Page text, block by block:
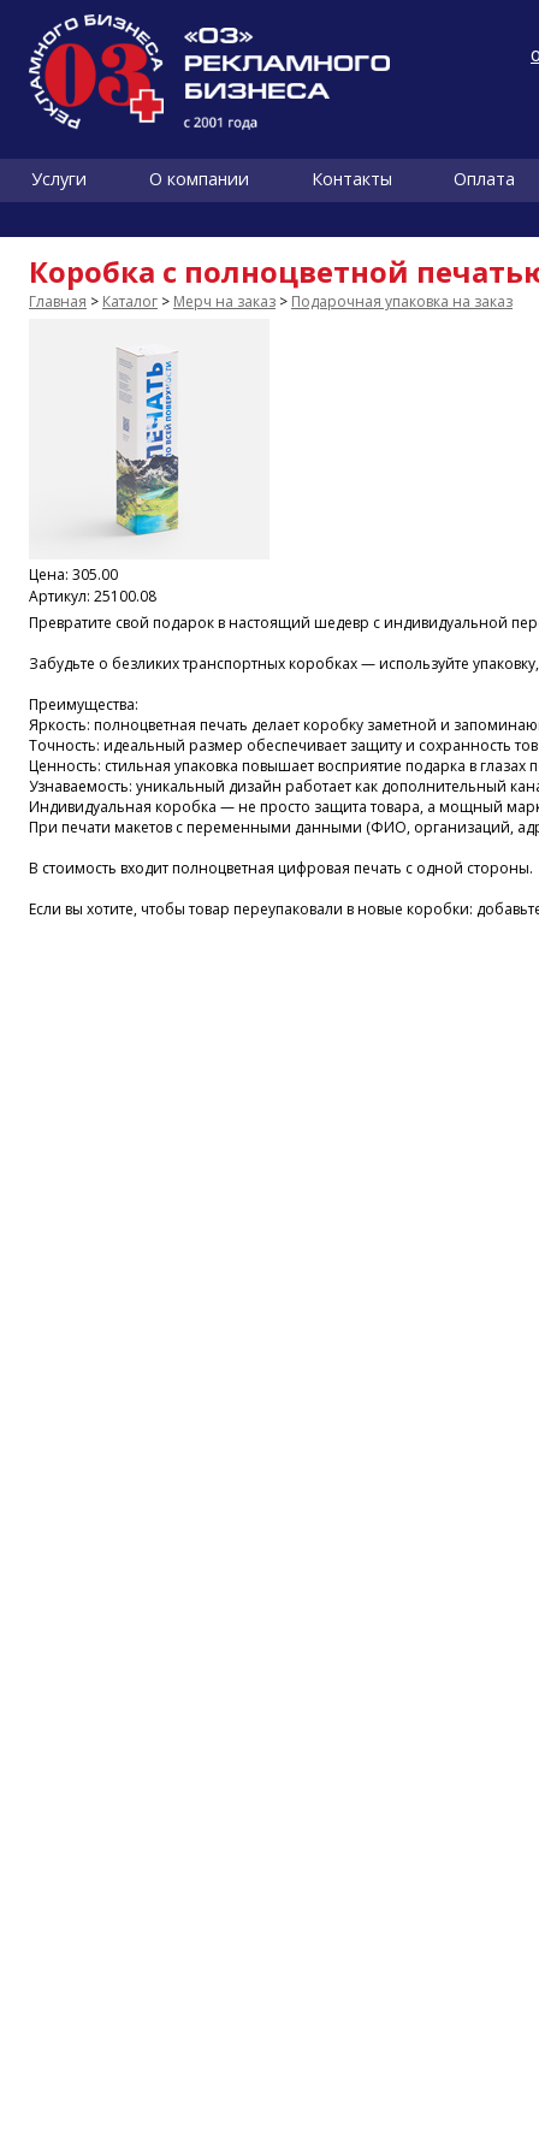
Услуги О компании Контакты Оплата
Коробка с полноцветной
Главная > Каталог > Мерч на заказ > Подарочная упаковка на заказ
Цена: 305.00
Артикул: 25100.08
Превратите свой подарок в настоящий шедевр с индивидуальной
Забудьте о безликих транспортных коробках — используйте
Преимущества:
Яркость: полноцветная печать делает коробку заметной и
Точность: идеальный размер обеспечивает защиту и сохранность
Ценность: стильная упаковка повышает восприятие подарка в глазах
Узнаваемость: уникальный дизайн работает как дополнительный
Индивидуальная коробка — не просто защита товара, а мощный
При печати макетов с переменными данными (ФИО, организаций,
В стоимость входит полноцветная цифровая печать с одной стороны.
Если вы хотите, чтобы товар переупаковали в новые коробки: